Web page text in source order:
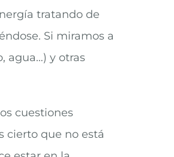
tratando de
Si miramos a
agua…) y otras
cuestiones
cierto que no está